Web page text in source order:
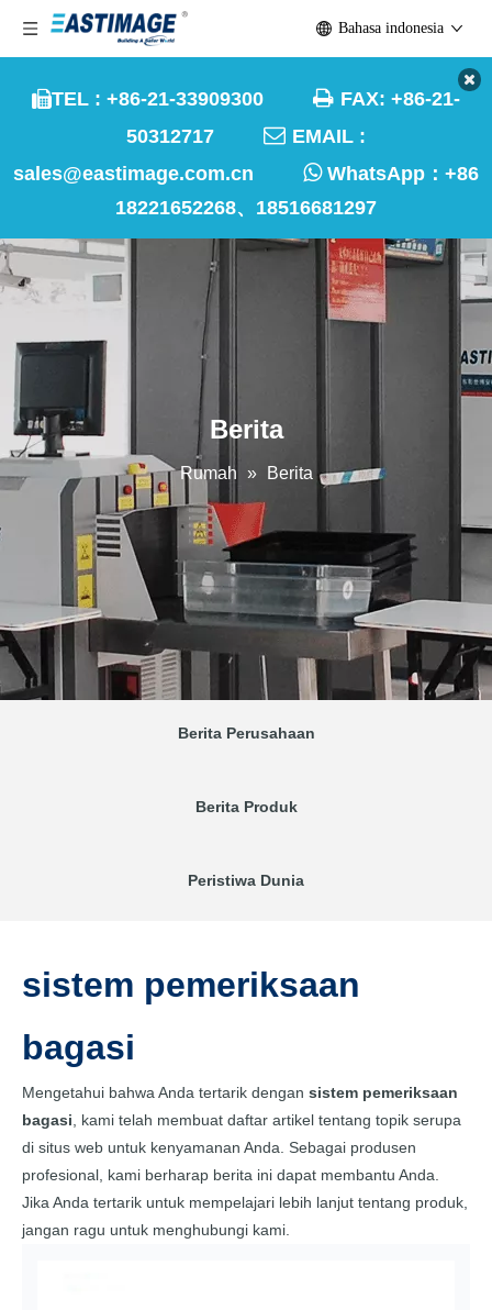
TEL : +86-21-33909300  FAX: +86-21-
50312717  EMAIL :
sales@eastimage.com.cn
WhatsApp： +86
18221652268、18516681297
Bahasa indonesia
Berita
Rumah » Berita
Berita Perusahaan
Berita Produk
Peristiwa Dunia
sistem pemeriksaan
bagasi
Mengetahui bahwa Anda tertarik dengan sistem pemeriksaan
bagasi , kami telah membuat daftar artikel tentang topik serupa
di situs web untuk kenyamanan Anda. Sebagai produsen
profesional, kami berharap berita ini dapat membantu Anda.
Jika Anda tertarik untuk mempelajari lebih lanjut tentang produk,
jangan ragu untuk menghubungi kami.